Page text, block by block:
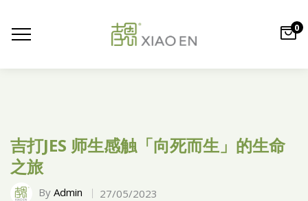
0
吉打JES 师生感触「向死而生」的生命
之旅
By Admin 27/05/2023